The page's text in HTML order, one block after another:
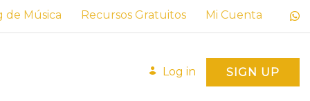
de Música Recursos Gratuitos Mi Cuenta
Log in SIGN UP